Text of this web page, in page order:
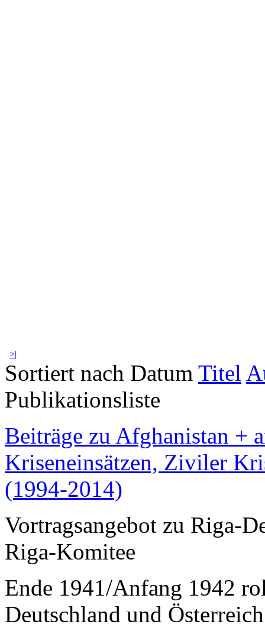
>|
Sortiert nach Datum Titel
Publikationsliste
Beiträge zu Afghanistan +
Kriseneinsätzen, Ziviler
(1994-2014)
Vortragsangebot zu Riga-
Riga-Komitee
Ende 1941/Anfang 1942
Deutschland und